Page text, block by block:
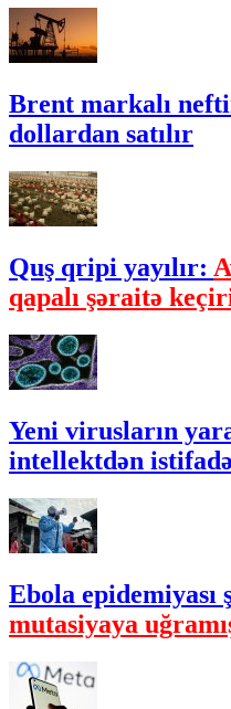
Brent markalı
dollardan satılır
Quş qripi yayılır:
qapalı şəraitə
Yeni virusların
intellektdən
Ebola epidemiyası
mutasiyaya